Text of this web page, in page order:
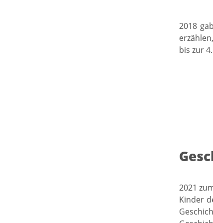
2018
bis zur
2021
Kinder